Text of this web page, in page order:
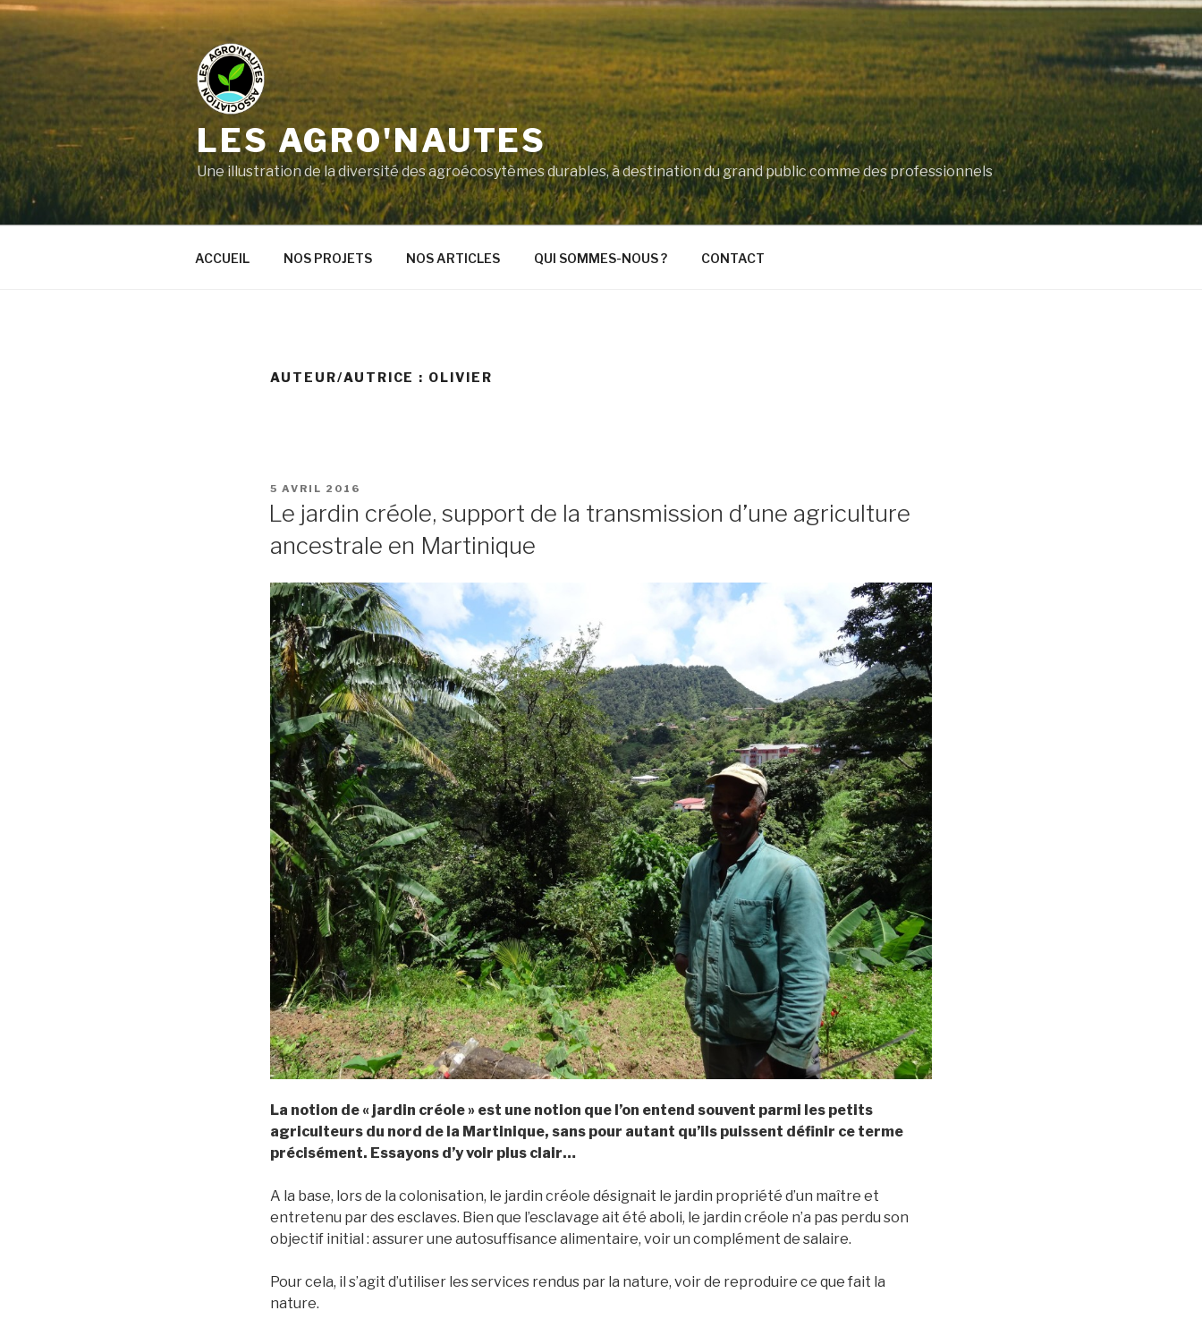
LES AGRO'NAUTES
Une illustration de la diversité des agroécosytèmes durables, à destination du grand public comme des professionnels
ACCUEIL NOS PROJETS NOS ARTICLES QUI SOMMES-NOUS ? CONTACT
AUTEUR/AUTRICE : OLIVIER
5 AVRIL 2016
Le jardin créole, support de la transmission d’une agriculture
ancestrale en Martinique
La notion de « jardin créole » est une notion que l’on entend souvent parmi les petits
agriculteurs du nord de la Martinique, sans pour autant qu’ils puissent définir ce terme
précisément. Essayons d’y voir plus clair…
A la base, lors de la colonisation, le jardin créole désignait le jardin propriété d’un maître et
entretenu par des esclaves. Bien que l’esclavage ait été aboli, le jardin créole n’a pas perdu son
objectif initial : assurer une autosuffisance alimentaire, voir un complément de salaire.
Pour cela, il s’agit d’utiliser les services rendus par la nature, voir de reproduire ce que fait la
nature.